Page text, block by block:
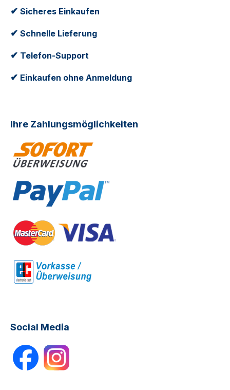
✔ Sicheres Einkaufen
✔ Schnelle Lieferung
✔ Telefon-Support
✔ Einkaufen ohne Anmeldung
Ihre Zahlungsmöglichkeiten
Social Media